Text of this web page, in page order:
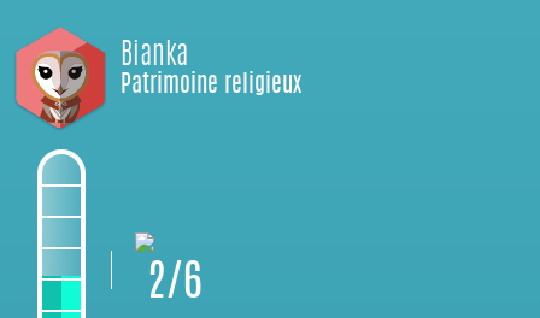
Bianka
Patrimoine religieux
2/6